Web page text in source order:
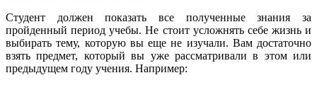
Студент должен показать все полученные знания за
пройденный период учебы. Не стоит усложнять себе жизнь и
выбирать тему, которую вы еще не изучали. Вам достаточно
взять предмет, который вы уже рассматривали в этом или
предыдущем году учения. Например: